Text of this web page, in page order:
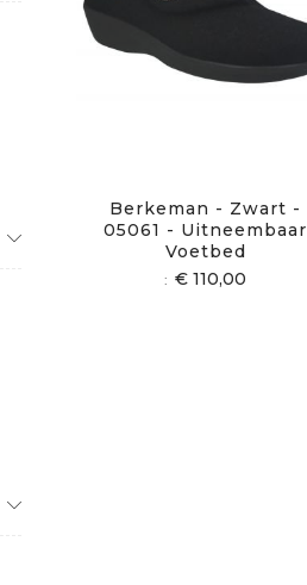
Berkeman - Zwart -
05061 - Uitneembaar
Voetbed
€ 110,00